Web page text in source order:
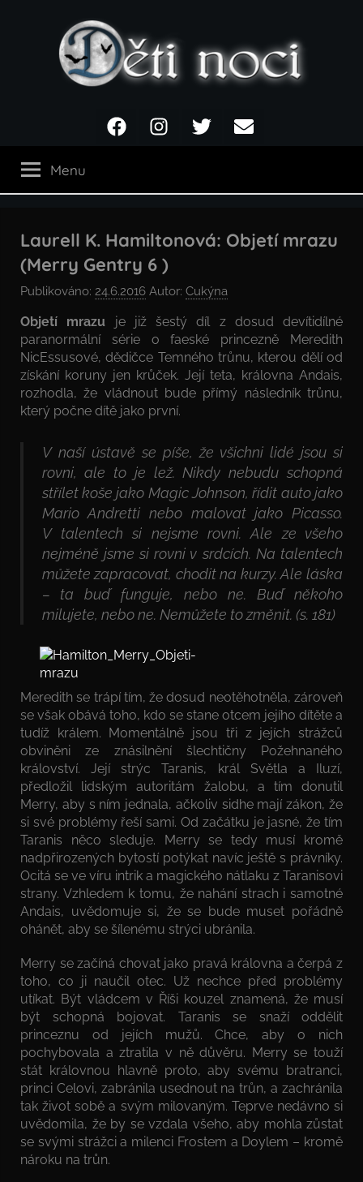
noci
FacebookInstagramTwitter Email
Menu
Laurell K. Hamiltonová: Objetí mrazu
(Merry Gentry 6 )
Publikováno: 24.6.2016 Autor: Cukýna
Objetí mrazu je již šestý díl z dosud devítidílné
paranormální série o faeské princezně Meredith
NicEssusové, dědičce Temného trůnu, kterou dělí od
získání koruny jen krůček. Její teta, královna Andais,
rozhodla, že vládnout bude přímý následník trůnu,
který počne dítě jako první.
V naší ústavě se píše, že všichni lidé jsou si
rovni, ale to je lež. Nikdy nebudu schopná
střílet koše jako Magic Johnson, řídit auto jako
Mario Andretti nebo malovat jako Picasso.
V talentech si nejsme rovni. Ale ze všeho
nejméně jsme si rovni v srdcích. Na talentech
můžete zapracovat, chodit na kurzy. Ale láska
– ta buď funguje, nebo ne. Buď někoho
milujete, nebo ne. Nemůžete to změnit. (s. 181)
Meredith se trápí tím, že dosud neotěhotněla, zároveň
se však obává toho, kdo se stane otcem jejího dítěte a
tudíž králem. Momentálně jsou tři z jejích strážců
obviněni ze znásilnění šlechtičny Požehnaného
království. Její strýc Taranis, král Světla a Iluzí,
předložil lidským autoritám žalobu, a tím donutil
Merry, aby s ním jednala, ačkoliv sidhe mají zákon, že
si své problémy řeší sami. Od začátku je jasné, že tím
Taranis něco sleduje. Merry se tedy musí kromě
nadpřirozených bytostí potýkat navíc ještě s právníky.
Ocitá se ve víru intrik a magického nátlaku z Taranisovi
strany. Vzhledem k tomu, že nahání strach i samotné
Andais, uvědomuje si, že se bude muset pořádně
ohánět, aby se šílenému strýci ubránila.
Merry se začíná chovat jako pravá královna a čerpá z
toho, co ji naučil otec. Už nechce před problémy
utíkat. Být vládcem v Říši kouzel znamená, že musí
být schopná bojovat. Taranis se snaží oddělit
princeznu od jejích mužů. Chce, aby o nich
pochybovala a ztratila v ně důvěru. Merry se touží
stát královnou hlavně proto, aby svému bratranci,
princi Celovi, zabránila usednout na trůn, a zachránila
tak život sobě a svým milovaným. Teprve nedávno si
uvědomila, že by se vzdala všeho, aby mohla zůstat
se svými strážci a milenci Frostem a Doylem – kromě
nároku na trůn.